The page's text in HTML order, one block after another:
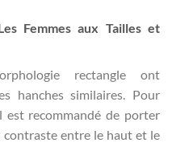
Femmes aux Tailles et
rectangle ont
hanches similaires. Pour
recommandé de porter
entre le haut et le